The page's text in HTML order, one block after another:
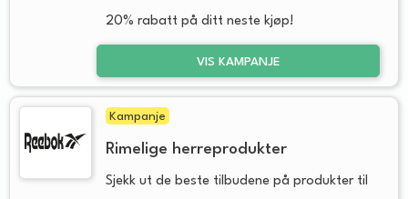
20% rabatt på ditt neste kjøp!
VIS KAMPANJE
Kampanje
Rimelige herreprodukter
Sjekk ut de beste tilbudene på produkter til